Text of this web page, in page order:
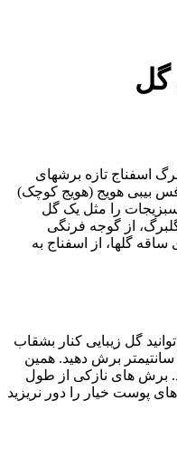
گل
اسفناج تازه برشهای
بیبی هویج (هویج کوچک)
را مثل یک گل
گلبرگ، از گوجه فرنگی
گلها، از اسفناج به
گل زیبایی کنار بشقاب
درست کنید. خیار را از درازا به طول 5 سانتیمتر برش دهید. همین
برش های نازکی از طول
پوست خیار را دور نریزید